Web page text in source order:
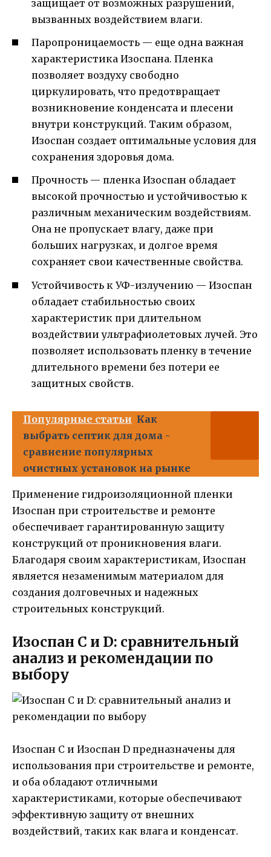
защищает от возможных разрушений,
вызванных воздействием влаги.
Паропроницаемость — еще одна важная
характеристика Изоспана. Пленка
позволяет воздуху свободно
циркулировать, что предотвращает
возникновение конденсата и плесени
внутри конструкций. Таким образом,
Изоспан создает оптимальные условия для
сохранения здоровья дома.
Прочность — пленка Изоспан обладает
высокой прочностью и устойчивостью к
различным механическим воздействиям.
Она не пропускает влагу, даже при
больших нагрузках, и долгое время
сохраняет свои качественные свойства.
Устойчивость к УФ-излучению — Изоспан
обладает стабильностью своих
характеристик при длительном
воздействии ультрафиолетовых лучей. Это
позволяет использовать пленку в течение
длительного времени без потери ее
защитных свойств.
Популярные статьи Как
выбрать септик для дома -
сравнение популярных
очистных установок на рынке
Применение гидроизоляционной пленки
Изоспан при строительстве и ремонте
обеспечивает гарантированную защиту
конструкций от проникновения влаги.
Благодаря своим характеристикам, Изоспан
является незаменимым материалом для
создания долговечных и надежных
строительных конструкций.
Изоспан C и D: сравнительный
анализ и рекомендации по
выбору
Изоспан С и Изоспан D предназначены для
использования при строительстве и ремонте,
и оба обладают отличными
характеристиками, которые обеспечивают
эффективную защиту от внешних
воздействий, таких как влага и конденсат.